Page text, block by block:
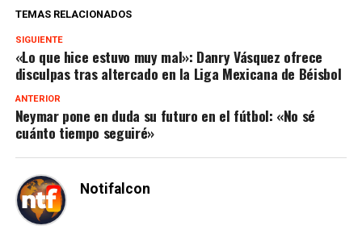
TEMAS RELACIONADOS
SIGUIENTE
«Lo que hice estuvo muy mal»: Danry Vásquez ofrece
disculpas tras altercado en la Liga Mexicana de Béisbol
ANTERIOR
Neymar pone en duda su futuro en el fútbol: «No sé
cuánto tiempo seguiré»
Notifalcon